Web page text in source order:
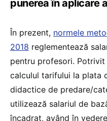
punerea în aplicare
În prezent, normele
2018 reglementează
pentru profesori.
calculul tarifului la plata
didactice de predare/
utilizează salariul de
încadrat, având în